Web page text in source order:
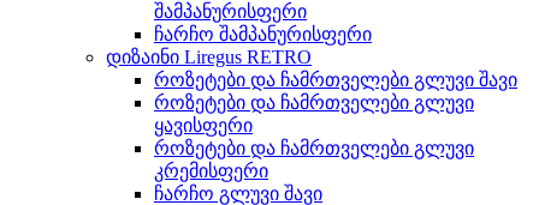
შამპანურისფერი
ჩარჩო შამპანურისფერი
დიზაინი Liregus RETRO
როზეტები და ჩამრთველები გლუვი შავი
როზეტები და ჩამრთველები გლუვი
ყავისფერი
როზეტები და ჩამრთველები გლუვი
კრემისფერი
ჩარჩო გლუვი შავი